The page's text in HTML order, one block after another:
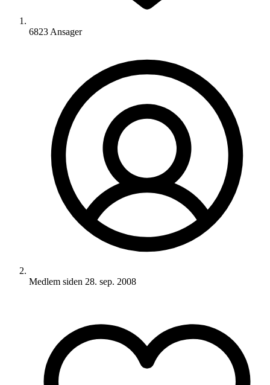
6823 Ansager
Medlem siden 28. sep. 2008